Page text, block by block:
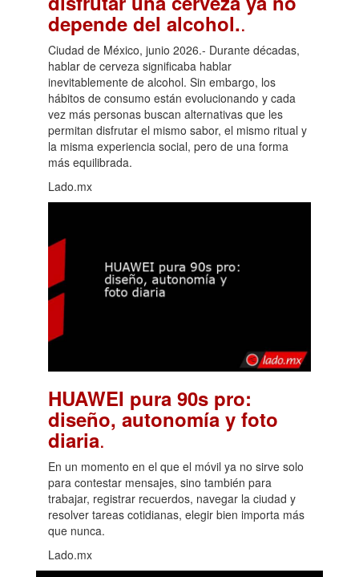
depende del alcohol..
Ciudad de México, junio 2026.- Durante décadas,
hablar de cerveza significaba hablar
inevitablemente de alcohol. Sin embargo, los
hábitos de consumo están evolucionando y cada
vez más personas buscan alternativas que les
permitan disfrutar el mismo sabor, el mismo ritual y
la misma experiencia social, pero de una forma
más equilibrada.
Lado.mx
HUAWEI pura 90s pro:
diseño, autonomía y foto
diaria.
En un momento en el que el móvil ya no sirve solo
para contestar mensajes, sino también para
trabajar, registrar recuerdos, navegar la ciudad y
resolver tareas cotidianas, elegir bien importa más
que nunca.
Lado.mx